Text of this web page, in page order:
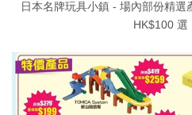
日本名牌玩具小鎮 - 場內部份精
HK$100 選